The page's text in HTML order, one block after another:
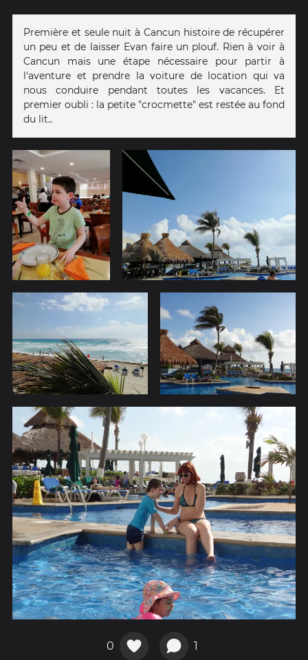
Première et seule nuit à Cancun histoire de récupérer
un peu et de laisser Evan faire un plouf. Rien à voir à
Cancun mais une étape nécessaire pour partir à
l'aventure et prendre la voiture de location qui va
nous conduire pendant toutes les vacances. Et
premier oubli : la petite "crocmette" est restée au fond
du lit..
0 1